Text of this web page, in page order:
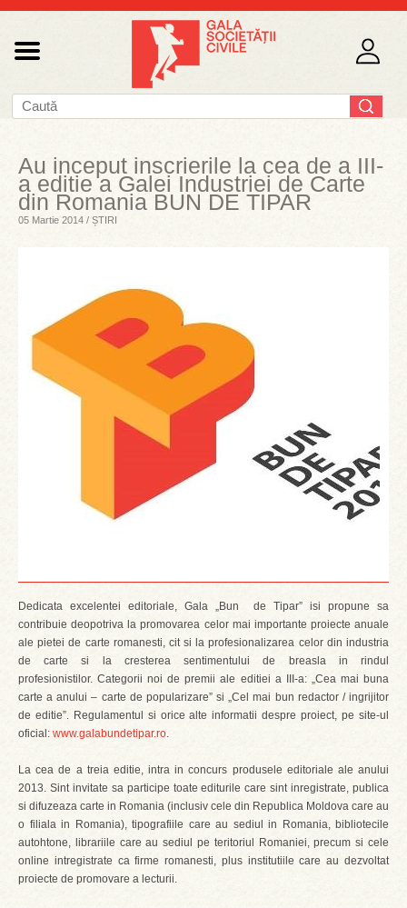
Au inceput inscrierile la cea de a III-
a editie a Galei Industriei de Carte
din Romania BUN DE TIPAR
05 Martie 2014 / ȘTIRI
Dedicata excelentei editoriale, Gala „Bun de Tipar” isi propune sa
contribuie deopotriva la promovarea celor mai importante proiecte anuale
ale pietei de carte romanesti, cit si la profesionalizarea celor din industria
de carte si la cresterea sentimentului de breasla in rindul
profesionistilor. Categorii noi de premii ale editiei a III-a: „Cea mai buna
carte a anului – carte de popularizare” si „Cel mai bun redactor / ingrijitor
de editie”. Regulamentul si orice alte informatii despre proiect, pe site-ul
oficial: www.galabundetipar.ro.
La cea de a treia editie, intra in concurs produsele editoriale ale anului
2013. Sint invitate sa participe toate editurile care sint inregistrate, publica
si difuzeaza carte in Romania (inclusiv cele din Republica Moldova care au
o filiala in Romania), tipografiile care au sediul in Romania, bibliotecile
autohtone, librariile care au sediul pe teritoriul Romaniei, precum si cele
online intregistrate ca firme romanesti, plus institutiile care au dezvoltat
proiecte de promovare a lecturii.